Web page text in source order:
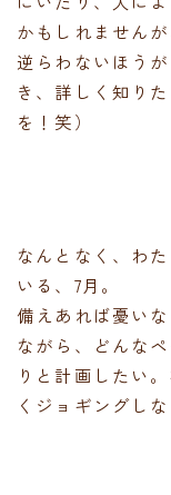
かもしれません
逆らわないほう
き、詳しく知り
を！笑）
なんとなく、わ
いる、7月。
備えあれば憂い
ながら、どんな
りと計画したい
くジョギングし